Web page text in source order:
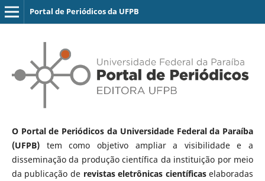
Portal de Periódicos da UFPB
O Portal de Periódicos da Universidade Federal da Paraíba
(UFPB)tem como objetivo ampliar a visibilidade e a
disseminação da produção científica da instituição por meio
da publicação de revistas eletrônicas científicaselaboradas